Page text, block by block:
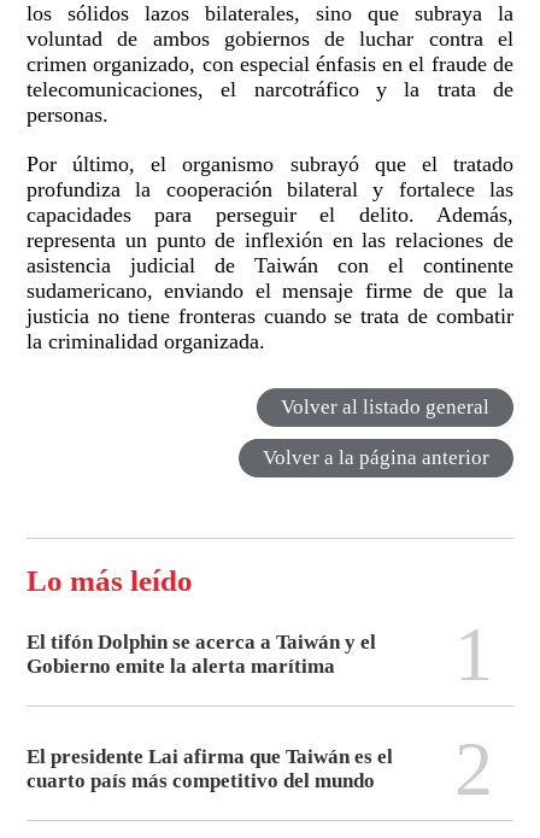
los sólidos lazos bilaterales, sino que subraya la
voluntad de ambos gobiernos de luchar contra el
crimen organizado, con especial énfasis en el fraude de
telecomunicaciones, el narcotráfico y la trata de
personas.
Por último, el organismo subrayó que el tratado
profundiza la cooperación bilateral y fortalece las
capacidades para perseguir el delito. Además,
representa un punto de inflexión en las relaciones de
asistencia judicial de Taiwán con el continente
sudamericano, enviando el mensaje firme de que la
justicia no tiene fronteras cuando se trata de combatir
la criminalidad organizada.
Volver al listado general
Volver a la página anterior
Lo más leído
El tifón Dolphin se acerca a Taiwán y el
Gobierno emite la alerta marítima
1
El presidente Lai afirma que Taiwán es el
cuarto país más competitivo del mundo
2